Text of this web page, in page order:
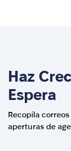
Haz
Espera
Recopila
aperturas de